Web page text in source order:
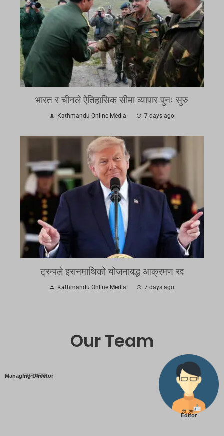
भारत र चीनले ऐतिहासिक सीमा व्यापार पुनः सुरु
Kathmandu Online Media 7 days ago
ट्रम्पले इरानमाथिको योजनाबद्ध आक्रमण रद्द
Kathmandu Online Media 7 days ago
Our Team
Managing Director
एम एम तामाङ
Editor
डी. एम .